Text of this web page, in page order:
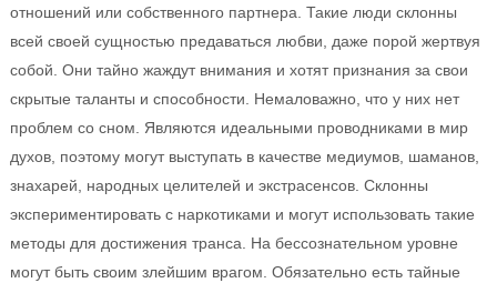
отношений или собственного партнера. Такие люди склонны
всей своей сущностью предаваться любви, даже порой жертвуя
собой. Они тайно жаждут внимания и хотят признания за свои
скрытые таланты и способности. Немаловажно, что у них нет
проблем со сном. Являются идеальными проводниками в мир
духов, поэтому могут выступать в качестве медиумов, шаманов,
знахарей, народных целителей и экстрасенсов. Склонны
экспериментировать с наркотиками и могут использовать такие
методы для достижения транса. На бессознательном уровне
могут быть своим злейшим врагом. Обязательно есть тайные